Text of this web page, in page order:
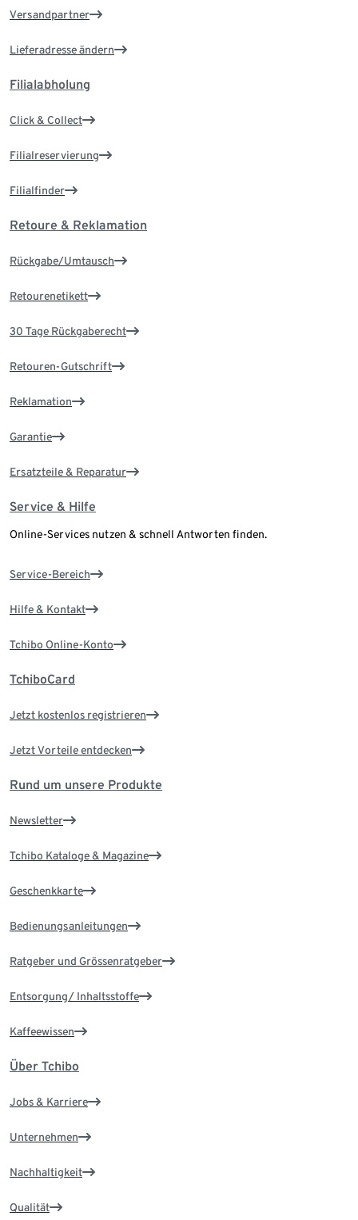
Versandpartner
Lieferadresse ändern
Filialabholung
Click & Collect
Filialreservierung
Filialfinder
Retoure & Reklamation
Rückgabe/Umtausch
Retourenetikett
30 Tage Rückgaberecht
Retouren-Gutschrift
Reklamation
Garantie
Ersatzteile & Reparatur
Service & Hilfe
Online-Services nutzen & schnell Antworten finden.
Service-Bereich
Hilfe & Kontakt
Tchibo Online-Konto
TchiboCard
Jetzt kostenlos registrieren
Jetzt Vorteile entdecken
Rund um unsere Produkte
Newsletter
Tchibo Kataloge & Magazine
Geschenkkarte
Bedienungsanleitungen
Ratgeber und Grössenratgeber
Entsorgung/ Inhaltsstoffe
Kaffeewissen
Über Tchibo
Jobs & Karriere
Unternehmen
Nachhaltigkeit
Qualität